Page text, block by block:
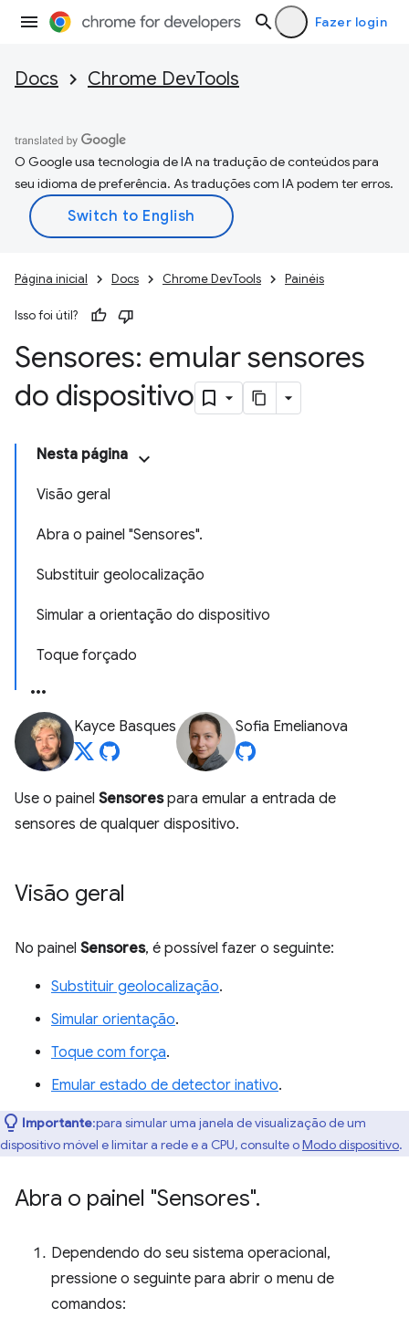
Fazer login
Docs Chrome DevTools
O Google usa tecnologia de IA na tradução de conteúdos para
seu idioma de preferência. As traduções com IA podem ter erros.
Página inicial Docs Chrome DevTools Painéis
Isso foi útil?
Sensores: emular sensores
do dispositivo
Nesta página
Visão geral
Abra o painel "Sensores".
Substituir geolocalização
Simular a orientação do dispositivo
Toque forçado
Kayce Basques Sofia Emelianova
Use o painel Sensorespara emular a entrada de
sensores de qualquer dispositivo.
Visão geral
No painel Sensores, é possível fazer o seguinte:
Substituir geolocalização.
Simular orientação.
Toque com força.
Emular estado de detector inativo.
Importante:para simular uma janela de visualização de um
dispositivo móvel e limitar a rede e a CPU, consulte oModo dispositivo.
Abra o painel "Sensores".
Dependendo do seu sistema operacional,
pressione o seguinte para abrir o menu de
comandos: